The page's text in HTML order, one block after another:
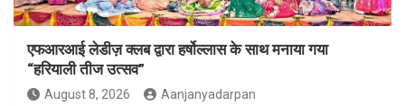
एफआरआई लेडीज़ क्लब द्वारा हर्षोल्लास के साथ मनाया गया
“हरियाली तीज उत्सव”
August 8, 2026 Aanjanyadarpan